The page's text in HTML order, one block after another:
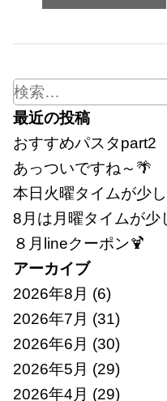
検
索:
最近の投稿
おすすめパスタpart2
あっついですね～🌴
本日火曜タイムが少
8月は月曜タイムが少
８月lineクーポン🍹
アーカイブ
2026年8月 (6)
2026年7月 (31)
2026年6月 (30)
2026年5月 (29)
2026年4月 (29)